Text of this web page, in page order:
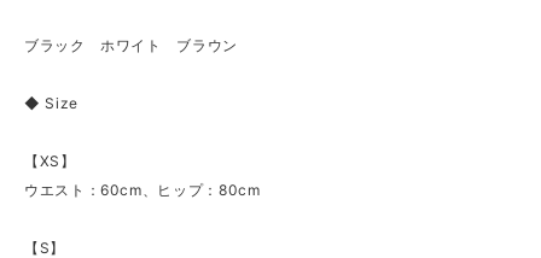
ブラック ホワイト ブラウン
◆ Size
【XS】
ウエスト：60cm、ヒップ：80cm
【S】